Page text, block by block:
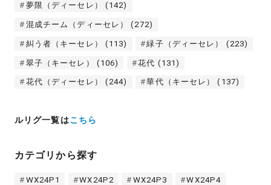
夢限（ディーセレ） (142)
混成チーム（ディーセレ） (272)
糾う者（キーセレ） (113) 緑子（ディーセレ） (223)
翠子（キーセレ） (106) 花代 (131)
花代（ディーセレ） (244) 華代（キーセレ） (137)
ルリグ一覧はこちら
カテゴリから探す
WX24P1 WX24P2 WX24P3 WX24P4